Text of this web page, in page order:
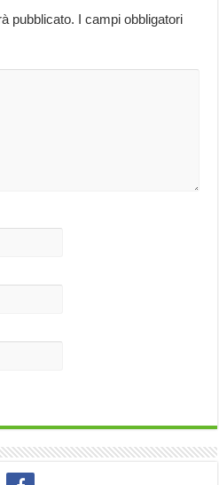
pubblicato. I campi obbligatori